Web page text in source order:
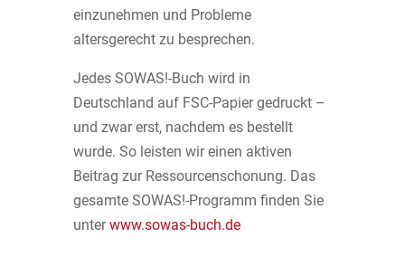
einzunehmen und Probleme
altersgerecht zu besprechen.
Jedes SOWAS!-Buch wird in
Deutschland auf FSC-Papier gedruckt –
und zwar erst, nachdem es bestellt
wurde. So leisten wir einen aktiven
Beitrag zur Ressourcenschonung. Das
gesamte SOWAS!-Programm finden Sie
unterwww.sowas-buch.de